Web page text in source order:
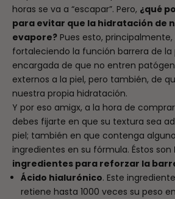
horas se va a “escapar”. Pero, ¿qué
para evitar que la hidratación de
evapore? Pues esto,
fortaleciendo la función barrera de la
encargada de que no entren
externos a la piel, pero también, de
nuestra propia hidratación.
Y por eso amigx, a la hora de
debes fijarte en que su textura sea
piel; también en que contenga
ingredientes en su fórmula. Éstos son
ingredientes para reforzar la
Ácido hialurónico. Este
retiene hasta 1000 veces su peso